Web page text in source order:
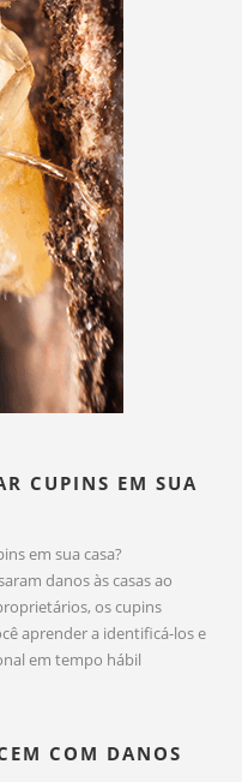
CUPINS EM SUA
em sua casa?
danos às casas ao
os cupins
aprender a identificá-los e
em tempo hábil
COM DANOS